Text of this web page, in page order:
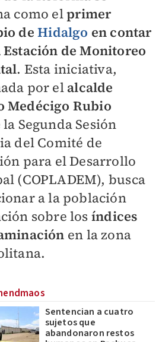
como elprimer
deHidalgo en contar
Estación de Monitoreo
. Esta iniciativa,
por elalcalde
Medécigo Rubio
Segunda Sesión
del Comité de
para el Desarrollo
(COPLADEM), busca
a la población
sobre losíndices
en la zona
Sentencian a cuatro
sujetos que
abandonaron restos